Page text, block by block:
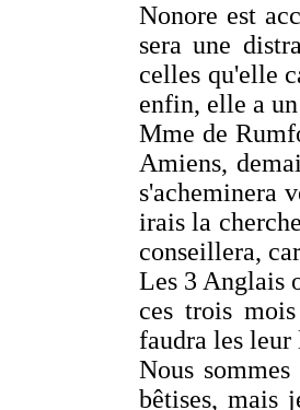
Nonore est
sera une
celles qu'elle
enfin, elle a
Mme de
Amiens,
s'acheminera
irais la
conseillera,
Les 3 Anglais
ces trois
faudra les leur
Nous
bêtises, mais